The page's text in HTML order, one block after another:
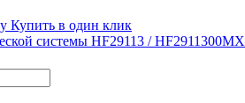
Купить в один клик
системы HF29113 / HF2911300MX